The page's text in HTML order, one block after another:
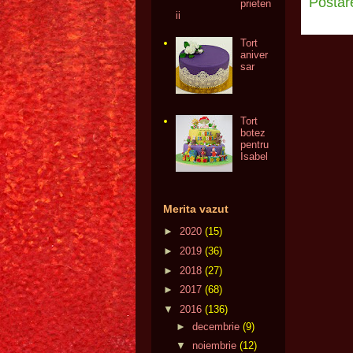
prieten
ii
Tort
aniver
sar
Tort
botez
pentru
Isabel
Merita vazut
► 2020 (15)
► 2019 (36)
► 2018 (27)
► 2017 (68)
▼
2016 (136)
► decembrie (9)
▼
noiembrie (12)